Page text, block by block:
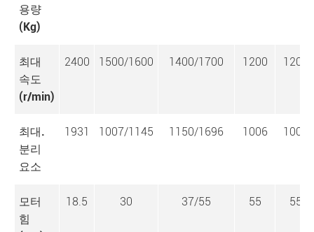
용량
(Kg)
최대
속도
(r/min)
2400 1500/1600 1400/1700 1200 1200
최대.
분리
요소
1931 1007/1145 1150/1696 1006 1006
모터
힘
18.5 30 37/55 55 55